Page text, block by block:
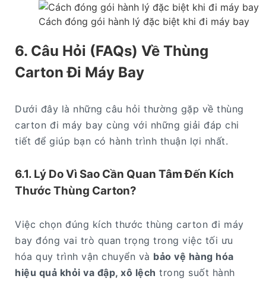
Cách đóng gói hành lý đặc biệt khi đi máy bay
6. Câu Hỏi (FAQs) Về Thùng
Carton Đi Máy Bay
Dưới đây là những câu hỏi thường gặp về thùng
carton đi máy bay cùng với những giải đáp chi
tiết để giúp bạn có hành trình thuận lợi nhất.
6.1. Lý Do Vì Sao Cần Quan Tâm Đến Kích
Thước Thùng Carton?
Việc chọn đúng kích thước thùng carton đi máy
bay đóng vai trò quan trọng trong việc tối ưu
hóa quy trình vận chuyển và bảo vệ hàng hóa
hiệu quả khỏi va đập, xô lệch trong suốt hành